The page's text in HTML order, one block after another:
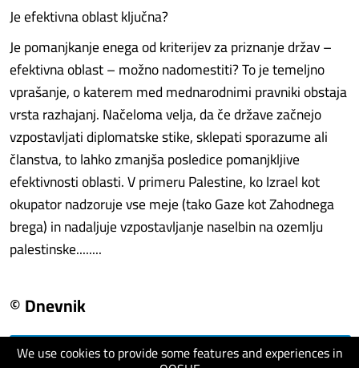
We use cookies to provide some features and experiences in
Je efektivna oblast ključna?
Je pomanjkanje enega od kriterijev za priznanje držav –
efektivna oblast – možno nadomestiti? To je temeljno
vprašanje, o katerem med mednarodnimi pravniki obstaja
vrsta razhajanj. Načeloma velja, da če države začnejo
vzpostavljati diplomatske stike, sklepati sporazume ali
članstva, to lahko zmanjša posledice pomanjkljive
efektivnosti oblasti. V primeru Palestine, ko Izrael kot
okupator nadzoruje vse meje (tako Gaze kot Zahodnega
brega) in nadaljuje vzpostavljanje naselbin na ozemlju
palestinske........
© Dnevnik